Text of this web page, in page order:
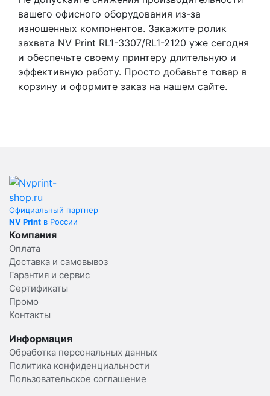
вашего офисного оборудования из-за
изношенных компонентов. Закажите ролик
захвата NV Print RL1-3307/RL1-2120 уже сегодня
и обеспечьте своему принтеру длительную и
эффективную работу. Просто добавьте товар в
корзину и оформите заказ на нашем сайте.
Официальный партнер
NV Print в России
Компания
Оплата
Доставка и самовывоз
Гарантия и сервис
Сертификаты
Промо
Контакты
Информация
Обработка персональных данных
Политика конфиденциальности
Пользовательское соглашение